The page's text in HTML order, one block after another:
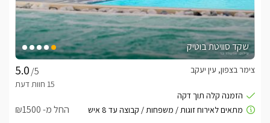
שקד סוויטת בוטיק
/5
צימר בצפון, עין יעקב
החל מ- ₪1500